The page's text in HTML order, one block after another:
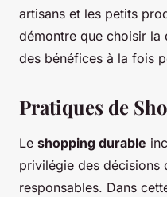
artisans et les petits
démontre que choisir la
des bénéfices à la fois
Pratiques de
Le shopping durable
privilégie des décisions
responsables. Dans